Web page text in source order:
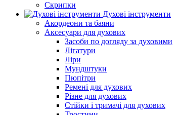
Скрипки
Духові інструменти
Акордеони та баяни
Аксесуари для духових
Засоби по догляду за духовими
Лігатури
Ліри
Мундштуки
Пюпітри
Ремені для духових
Різне для духових
Стійки і тримачі для духових